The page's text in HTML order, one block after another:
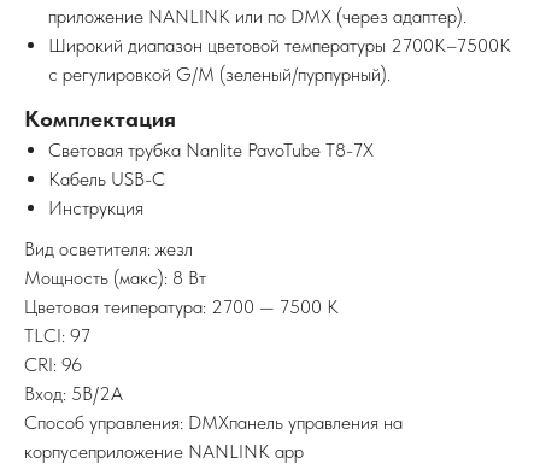
приложение NANLINK или по DMX (через адаптер).
Широкий диапазон цветовой температуры 2700K–7500K
с регулировкой G/M (зеленый/пурпурный).
Комплектация
Световая трубка Nanlite PavoTube T8-7X
Кабель USB-C
Инструкция
Вид осветителя: жезл
Мощность (макс): 8 Вт
Цветовая теипература: 2700 — 7500 K
TLCI: 97
CRI: 96
Вход: 5В/2A
Способ управления: DMXпанель управления на
корпусеприложение NANLINK app